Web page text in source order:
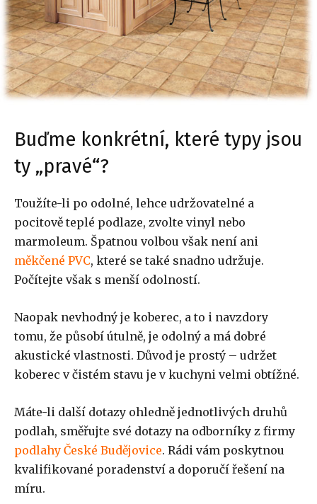
Buďme konkrétní, které typy jsou
ty „pravé“?
Toužíte-li po odolné, lehce udržovatelné a
pocitově teplé podlaze, zvolte vinyl nebo
marmoleum. Špatnou volbou však není ani
měkčené PVC, které se také snadno udržuje.
Počítejte však s menší odolností.
Naopak nevhodný je koberec, a to i navzdory
tomu, že působí útulně, je odolný a má dobré
akustické vlastnosti. Důvod je prostý – udržet
koberec v čistém stavu je v kuchyni velmi obtížné.
Máte-li další dotazy ohledně jednotlivých druhů
podlah, směřujte své dotazy na odborníky z firmy
podlahy České Budějovice. Rádi vám poskytnou
kvalifikované poradenství a doporučí řešení na
míru.